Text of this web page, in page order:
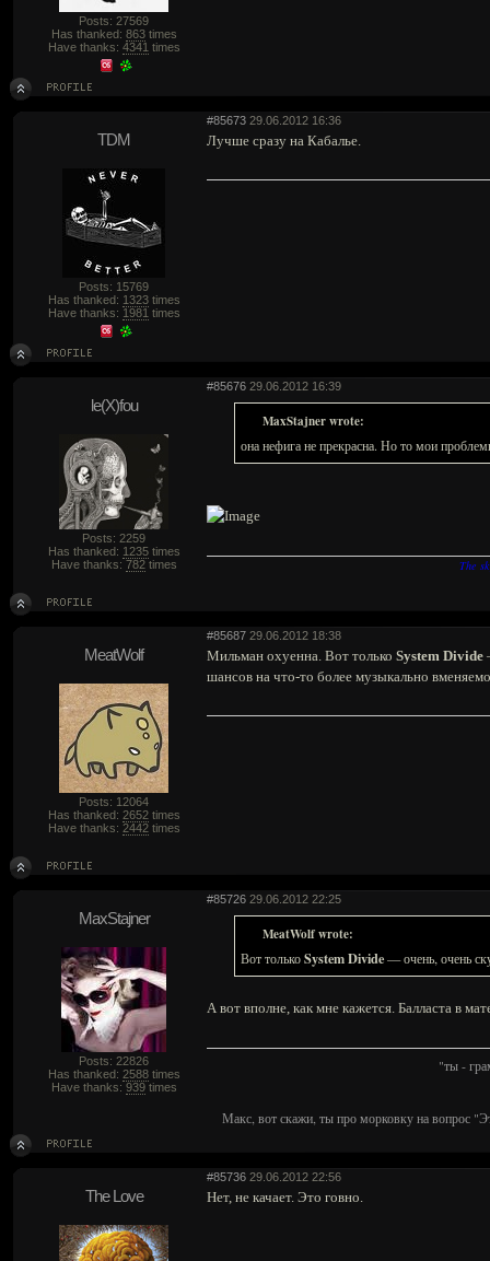
Posts: 27569
Has thanked: 863times
Have thanks: 4341 times
#85673 29.06.2012 16:36
TDM
Posts: 15769
Has thanked: 1323times
Have thanks: 1981 times
Лучше сразу на Кабалье.
#85676 29.06.2012 16:39
le(X)fou
Posts: 2259
Has thanked: 1235times
Have thanks: 782times
MaxStajner wrote:
она нефига не прекрасна. Но то мои
The
#85687 29.06.2012 18:38
MeatWolf
Posts: 12064
Has thanked: 2652times
Have thanks: 2442times
Мильман охуенна. Вот только System Divide
шансов на что-то более музыкально
#85726 29.06.2012 22:25
MaxStajner
Posts: 22826
Has thanked: 2588times
Have thanks: 939times
MeatWolf wrote:
Вот толькоSystem Divide— очень, очень
А вот вполне, как мне кажется. Балласта в
"ты -
Макс, вот скажи, ты про морковку на вопрос
#85736 29.06.2012 22:56
The Love Нет, не качает. Это говно.